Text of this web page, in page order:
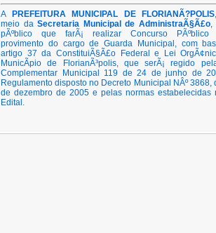
A PREFEITURA MUNICIPAL DE FLORIANÃ?POLIS
meio da Secretaria Municipal de AdministraÃ§Ã£o,
pÃºblico que farÃ¡ realizar Concurso PÃºblico
provimento do cargo de Guarda Municipal, com
artigo 37 da ConstituiÃ§Ã£o Federal e Lei
MunicÃ­pio de FlorianÃ³polis, que serÃ¡ regido
Complementar Municipal 119 de 24 de junho de
Regulamento disposto no Decreto Municipal NÂº 3868,
de dezembro de 2005 e pelas normas estabelecidas
Edital.